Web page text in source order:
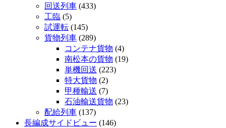
回送列車 (433)
工臨 (5)
試運転 (145)
貨物列車 (289)
コンテナ貨物 (4)
南松本の貨物 (19)
単機回送 (223)
特大貨物 (2)
甲種輸送 (7)
石油輸送貨物 (23)
配給列車 (137)
長編成サイドビュー (146)